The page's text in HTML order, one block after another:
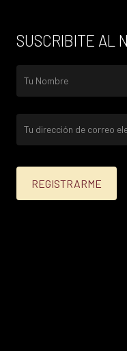
SUSCRIBITE AL